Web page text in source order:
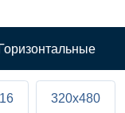
Горизонтальные
320x480